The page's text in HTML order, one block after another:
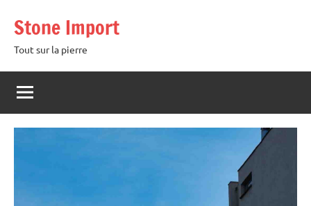
contenu
Stone Import
Tout sur la pierre